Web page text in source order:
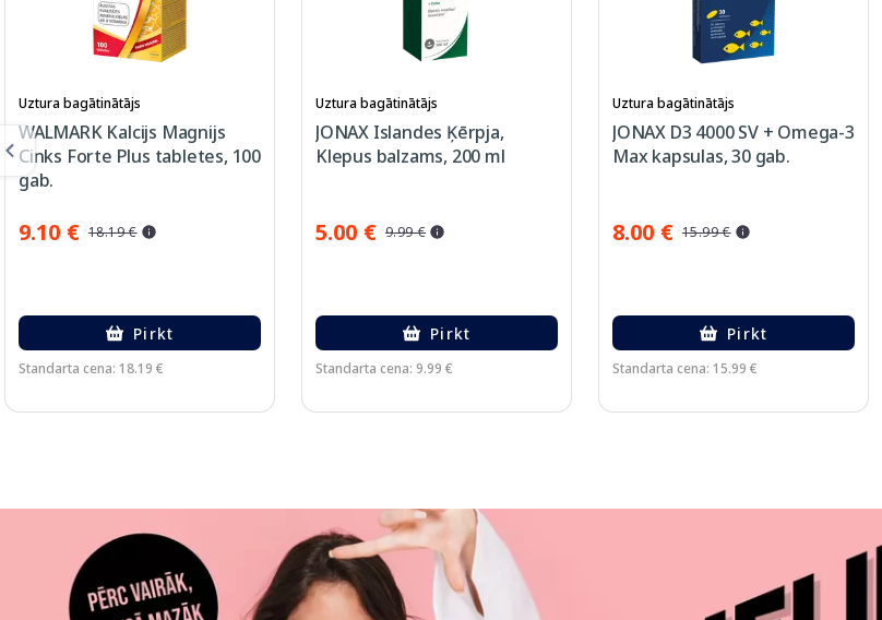
Uztura bagātinātājs
WALMARK Kalcijs Magnijs
Cinks Forte Plus tabletes, 100
gab.
9.10 € 18.19 €
Pirkt
Standarta cena: 18.19 €
Uztura bagātinātājs
JONAX Islandes Ķērpja,
Klepus balzams, 200 ml
5.00 € 9.99 €
Pirkt
Standarta cena: 9.99 €
Uztura bagātinātājs
JONAX D3 4000 SV + Omega-3
Max kapsulas, 30 gab.
8.00 € 15.99 €
Pirkt
Standarta cena: 15.99 €